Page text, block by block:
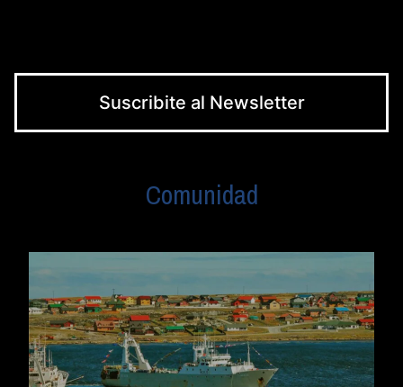
Suscribite al Newsletter
Comunidad